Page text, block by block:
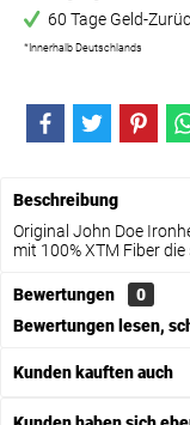
60 Tage Geld-
*Innerhalb Deutschlands
Beschreibung
Original John Doe
mit 100% XTM Fiber die
Bewertungen
0
Bewertungen lesen,
Kunden kauften auch